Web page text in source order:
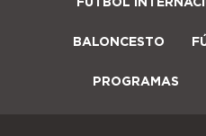
BALONCESTO
PROGRAMAS